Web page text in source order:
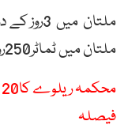
ملتان میں ٹماٹر250روپے فی کلو میں دستیاب ہے ۔
فیصلہ